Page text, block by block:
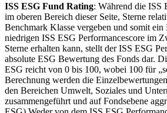
ISS ESG Fund Rating: Während die ISS
im oberen Bereich dieser Seite, Sterne
Benchmark Klasse vergeben und somit ein
niedrigen ISS ESG Performancescore im
Sterne erhalten kann, stellt der ISS ESG
absolute ESG Bewertung des Fonds dar.
ESG reicht von 0 bis 100, wobei 100 für
Berechnung werden die
den Bereichen Umwelt, Soziales und
zusammengeführt und auf Fondsebene